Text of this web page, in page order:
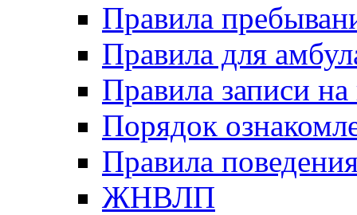
Правила
Правила для
Правила записи
Порядок
Правила
ЖНВЛП